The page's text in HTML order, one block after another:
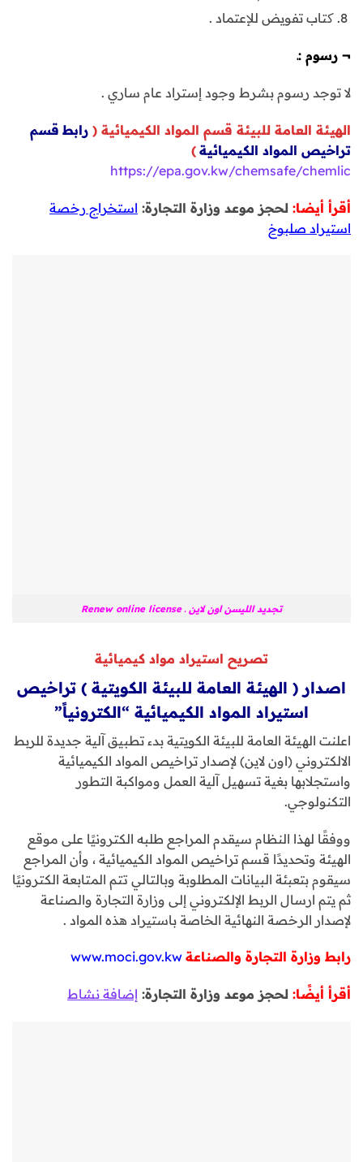
کتاب تفويض للإعتماد .
¬ رسوم :ـ
لا توجد رسوم بشرط وجود إستراد عام ساري .
الهيئة العامة للبيئة قسم المواد الكيميائية ( رابط قسم
تراخيص المواد الكيميائية )
https://epa.gov.kw/chemsafe/chemlic
أقرأ أيضا: لحجز موعد وزارة التجارة: استخراج رخصة
استيراد صلبوخ
تجديد الليسن اون لاين ـ Renew online license
تصريح استيراد مواد كيميائية
اصدار ( الهيئة العامة للبيئة الكويتية ) تراخيص
استيراد المواد الكيميائية “الكترونياً”
اعلنت الهيئة العامة للبيئة الكويتية بدء تطبيق آلية جديدة للربط
الالكتروني (اون لاين) لإصدار تراخيص المواد الكيميائية
واستجلابها بغية تسهيل آلية العمل ومواكبة التطور
التكنولوجي.
ووفقًا لهذا النظام سيقدم المراجع طلبه الكترونيًا على موقع
الهيئة وتحديدًا قسم تراخيص المواد الكيميائية ، وأن المراجع
سيقوم بتعبئة البيانات المطلوبة وبالتالي تتم المتابعة الكترونيًا
ثم يتم ارسال الربط الإلكتروني إلى وزارة التجارة والصناعة
لإصدار الرخصة النهائية الخاصة باستيراد هذه المواد .
رابط وزارة التجارة والصناعة www.moci.gov.kw
أقرأ أيضًا: لحجز موعد وزارة التجارة: إضافة نشاط